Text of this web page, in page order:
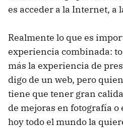
es acceder a la Internet, a
Realmente lo que es
experiencia combinada:
más la experiencia de
digo de un web, pero
tiene que tener gran
de mejoras en fotografía o
hoy todo el mundo la